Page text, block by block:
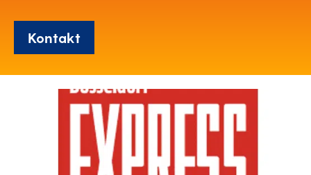
Kontakt